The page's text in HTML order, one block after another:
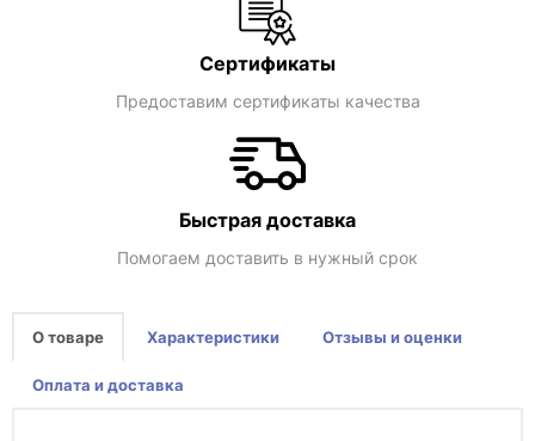
Сертификаты
Предоставим сертификаты качества
Быстрая доставка
Помогаем доставить в нужный срок
О товаре Характеристики Отзывы и оценки
Оплата и доставка